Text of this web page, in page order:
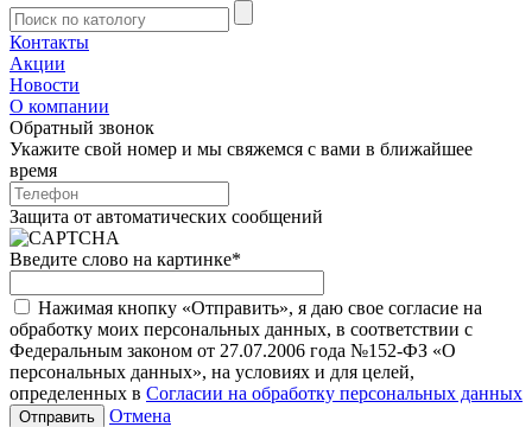
Контакты
Акции
Новости
О компании
Обратный звонок
Укажите свой номер и мы свяжемся с вами в ближайшее
время
Защита от автоматических сообщений
Введите слово на картинке*
Нажимая кнопку «Отправить», я даю свое согласие на
обработку моих персональных данных, в соответствии с
Федеральным законом от 27.07.2006 года №152-ФЗ «О
персональных данных», на условиях и для целей,
определенных в Согласии на обработку персональных данных
Отмена